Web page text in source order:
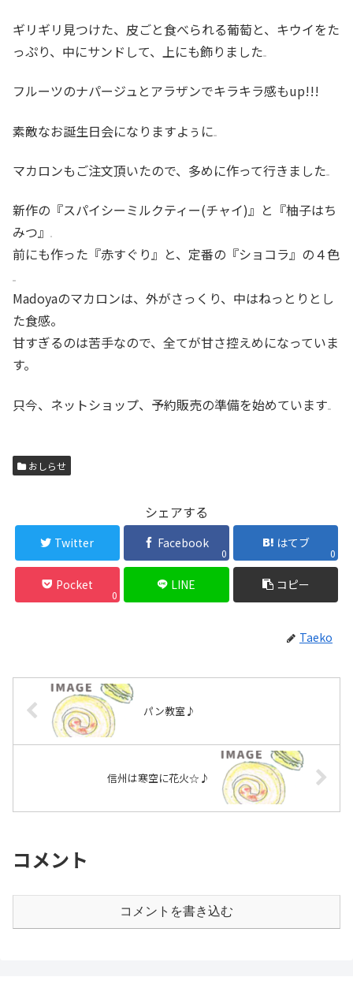
ギリギリ見つけた、皮ごと食べられる葡萄と、キウイをた
っぷり、中にサンドして、上にも飾りました
フルーツのナパージュとアラザンでキラキラ感もup!!!
素敵なお誕生日会になりますよぅに
マカロンもご注文頂いたので、多めに作って行きました
新作の『スパイシーミルクティー(チャイ)』と『柚子はち
みつ』
前にも作った『赤すぐり』と、定番の『ショコラ』の４色
Madoyaのマカロンは、外がさっくり、中はねっとりとし
た食感。
甘すぎるのは苦手なので、全てが甘さ控えめになっていま
す。
只今、ネットショップ、予約販売の準備を始めています
おしらせ
シェアする
Twitter Facebook
0
はてブ
0
Pocket
0
LINE コピー
Taeko
パン教室♪
信州は寒空に花火☆♪
コメント
コメントを書き込む